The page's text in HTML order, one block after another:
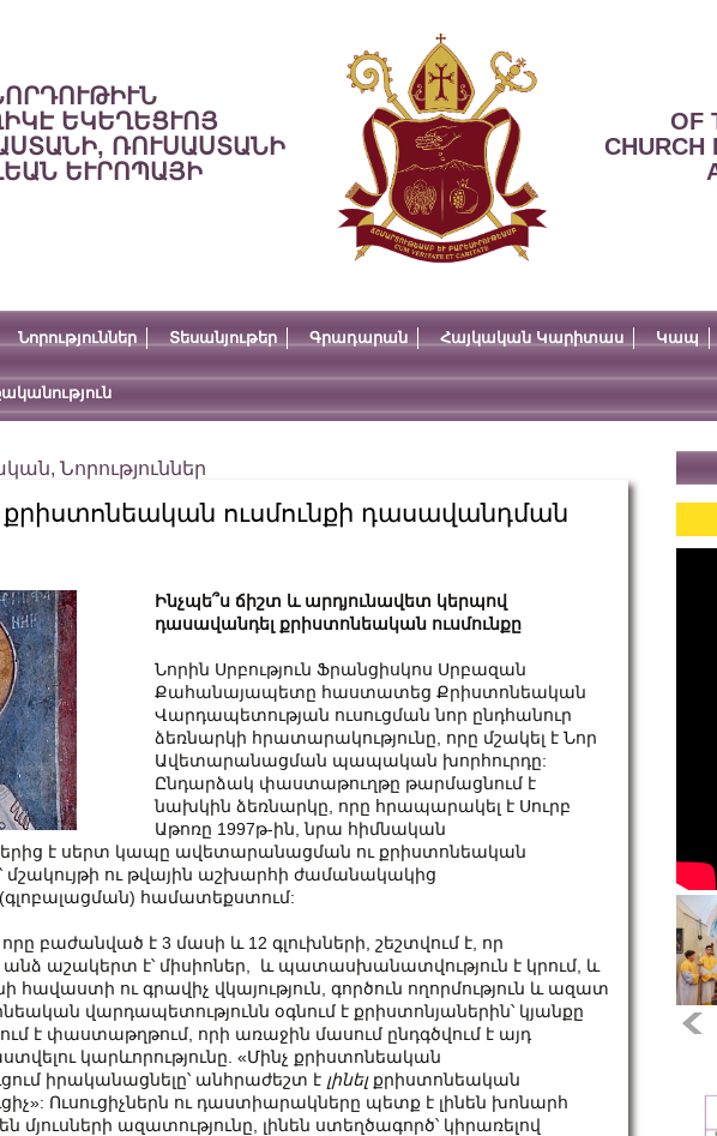
ԵԿԵՂԵՑՒՈՅ
ՌՈՒՍԱՍՏԱՆԻ
ԵՒՐՈՊԱՅԻ
OF
CHURCH
Նորություններ Տեսանյութեր Գրադարան Հայկական Կարիտաս Կապ
, Նորություններ
ուսմունքի դասավանդման
Ինչպե՞ս ճիշտ և արդյունավետ կերպով
դասավանդել քրիստոնեական ուսմունքը
Նորին Սրբություն Ֆրանցիսկոս Սրբազան
Քահանայապետը հաստատեց Քրիստոնեական
Վարդապետության ուսուցման նոր ընդհանուր
ձեռնարկի հրատարակությունը, որը մշակել է Նոր
Ավետարանացման պապական խորհուրդը:
Ընդարձակ փաստաթուղթը թարմացնում է
նախկին ձեռնարկը, որը հրապարակել է Սուրբ
Աթոռը 1997թ-ին, նրա հիմնական
է սերտ կապը ավետարանացման ու քրիստոնեական
մշակույթի ու թվային աշխարհի ժամանակակից
համատեքստում:
բաժանված է 3 մասի և 12 գլուխների, շեշտվում է, որ
անձ աշակերտ է՝ միսիոներ, և պատասխանատվություն է կրում, և
հավաստի ու գրավիչ վկայություն, գործուն ողորմություն և ազատ
վարդապետությունն օգնում է քրիստոնյաներին՝ կյանքը
է փաստաթղթում, որի առաջին մասում ընդգծվում է այդ
կարևորությունը. «Մինչ քրիստոնեական
իրականացնելը՝ անհրաժեշտ է լինելքրիստոնեական
Ուսուցիչներն ու դաստիարակները պետք է լինեն խոնարհ
մյուսների ազատությունը, լինեն ստեղծագործ՝ կիրառելով